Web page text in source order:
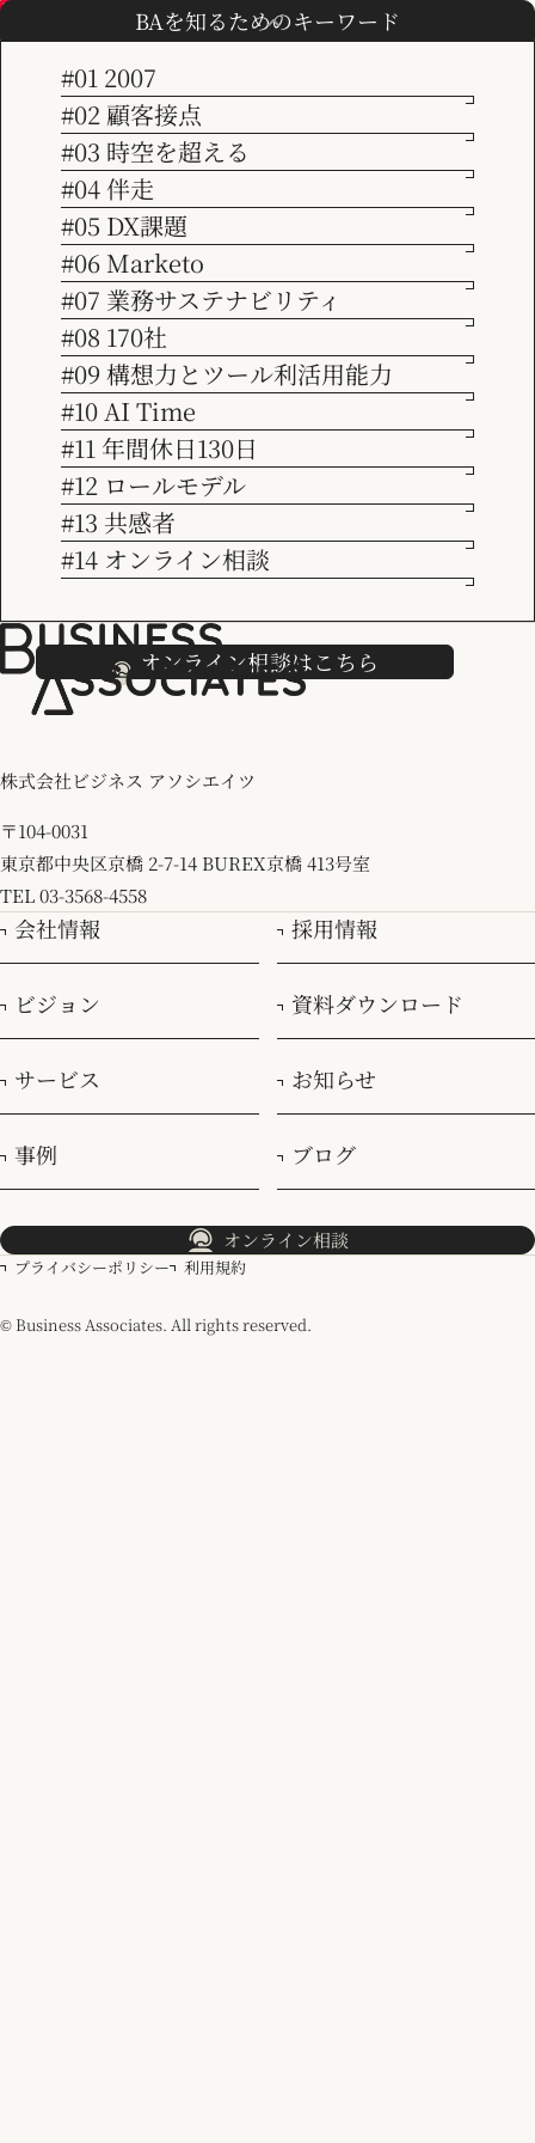
会社情報
ビジョン
サービス紹介
事例紹介
お知らせ
採用情報
オンライン相談はこちら
社長ブログ
ブログ【Blog】
トレンドからMarketoティップスまで、経営やマーケティング
に関する幅広いテーマのお役立ち情報をまとめています。当社
コンサルタントの日々の経験・気づき、社内イベント等も配信
しております。
カテゴリーで絞り込む
CRMDXMarketo Tipsコンサルタントの日常トレンドマーケティング
当社の現在地と今後の展望
DXトレンド社長ブログ
BAを知るためのキーワード
#01 2007
#02 顧客接点
#03 時空を超える
#04 伴走
#05 DX課題
#06 Marketo
#07 業務サステナビリティ
#08 170社
#09 構想力とツール利活用能力
#10 AI Time
#11 年間休日130日
#12 ロールモデル
#13 共感者
#14 オンライン相談
株式会社ビジネス アソシエイツ
〒104-0031
東京都中央区京橋 2-7-14 BUREX京橋 413号室
TEL 03-3568-4558
プライバシーポリシー 利用規約
© Business Associates. All rights reserved.
会社情報 採用情報
ビジョン 資料ダウンロード
サービス お知らせ
事例 ブログ
オンライン相談